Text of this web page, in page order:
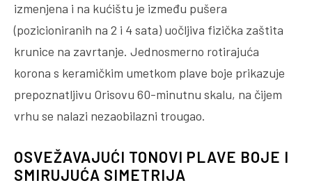
izmenjena i na kućištu je između pušera
(pozicioniranih na 2 i 4 sata) uočljiva fizička zaštita
krunice na zavrtanje. Jednosmerno rotirajuća
korona s keramičkim umetkom plave boje prikazuje
prepoznatljivu Orisovu 60-minutnu skalu, na čijem
vrhu se nalazi nezaobilazni trougao.
OSVEŽAVAJUĆI TONOVI PLAVE BOJE I
SMIRUJUĆA SIMETRIJA